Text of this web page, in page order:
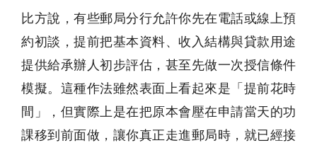
比方說，有些郵局分行允許你先在電話或線上預
約初談，提前把基本資料、收入結構與貸款用途
提供給承辦人初步評估，甚至先做一次授信條件
模擬。這種作法雖然表面上看起來是「提前花時
間」，但實際上是在把原本會壓在申請當天的功
課移到前面做，讓你真正走進郵局時，就已經接